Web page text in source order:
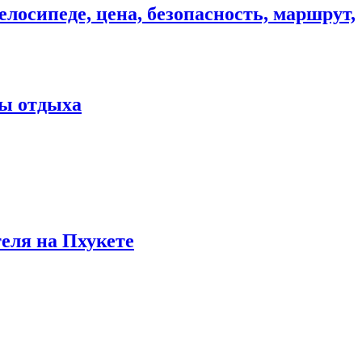
цена, безопасность, маршрут,
отдыха
на Пхукете